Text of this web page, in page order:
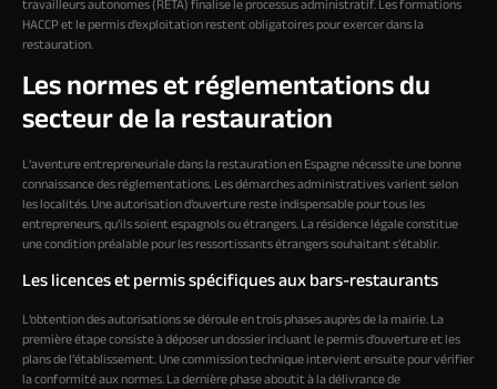
travailleurs autonomes (RETA) finalise le processus administratif. Les formations
HACCP et le permis d’exploitation restent obligatoires pour exercer dans la
restauration.
Les normes et réglementations du
secteur de la restauration
L’aventure entrepreneuriale dans la restauration en Espagne nécessite une bonne
connaissance des réglementations. Les démarches administratives varient selon
les localités. Une autorisation d’ouverture reste indispensable pour tous les
entrepreneurs, qu’ils soient espagnols ou étrangers. La résidence légale constitue
une condition préalable pour les ressortissants étrangers souhaitant s’établir.
Les licences et permis spécifiques aux bars-restaurants
L’obtention des autorisations se déroule en trois phases auprès de la mairie. La
première étape consiste à déposer un dossier incluant le permis d’ouverture et les
plans de l’établissement. Une commission technique intervient ensuite pour vérifier
la conformité aux normes. La dernière phase aboutit à la délivrance de